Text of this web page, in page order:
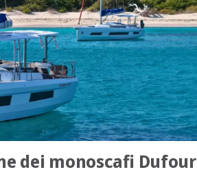
dei monoscafi Dufour